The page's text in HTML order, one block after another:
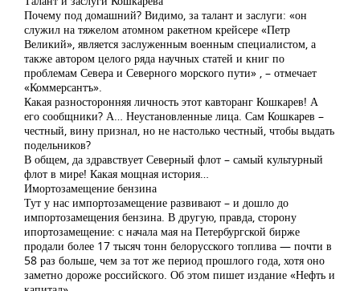
Почему под домашний? Видимо, за талант и заслуги: «он
служил на тяжелом атомном ракетном крейсере «Петр
Великий», является заслуженным военным специалистом, а
также автором целого ряда научных статей и книг по
проблемам Севера и Северного морского пути» , – отмечает
«Коммерсантъ».
Какая разносторонняя личность этот кавторанг Кошкарев! А
его сообщники? А… Неустановленные лица. Сам Кошкарев –
честный, вину признал, но не настолько честный, чтобы выдать
подельников?
В общем, да здравствует Северный флот – самый культурный
флот в мире! Какая мощная история…
Имортозамещение бензина
Тут у нас импортозамещение развивают – и дошло до
импортозамещения бензина. В другую, правда, сторону
ипортозамещение: с начала мая на Петербургской бирже
продали более 17 тысяч тонн белорусского топлива — почти в
58 раз больше, чем за тот же период прошлого года, хотя оно
заметно дороже российского. Об этом пишет издание «Нефть и